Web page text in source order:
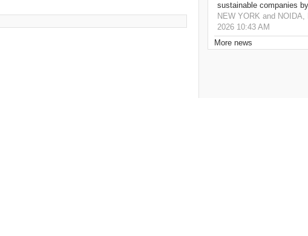
sustainable companies
NEW YORK and
2026 10:43 AM
More news